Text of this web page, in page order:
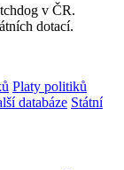
v ČR.
dotací.
Platy politiků
databáze Státní